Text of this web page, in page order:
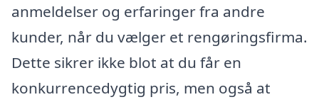
anmeldelser og erfaringer fra andre
kunder, når du vælger et rengøringsfirma.
Dette sikrer ikke blot at du får en
konkurrencedygtig pris, men også at